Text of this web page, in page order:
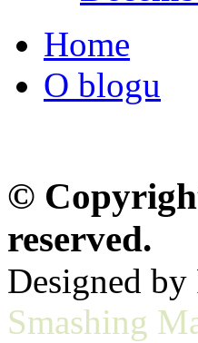
Home
O blogu
©
reserved.
Designed
Smashing